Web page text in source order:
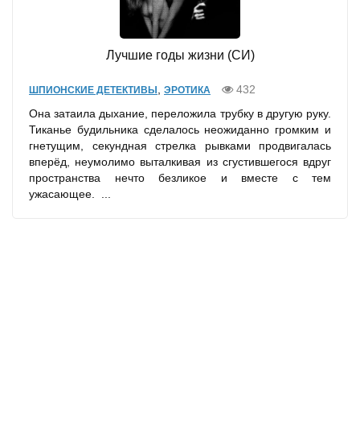
Лучшие годы жизни (СИ)
ШПИОНСКИЕ ДЕТЕКТИВЫ , ЭРОТИКА
432
Она затаила дыхание, переложила трубку в другую руку.
Тиканье будильника сделалось неожиданно громким и
гнетущим, секундная стрелка рывками продвигалась
вперёд, неумолимо выталкивая из сгустившегося вдруг
пространства нечто безликое и вместе с тем
ужасающее. ...